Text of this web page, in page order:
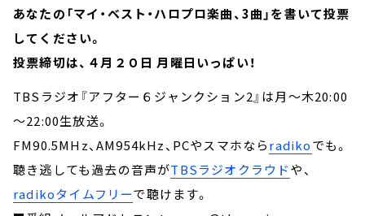
あなたの「マイ・ベスト・ハロプロ楽曲、3曲」を書いて投票
してください。
投票締切は、４月２０日 月曜日いっぱい！
TBSラジオ『アフター６ジャンクション2』は月～木20:00
～22:00生放送。
FM90.5MHz、AM954kHz、PCやスマホならradikoでも。
聴き逃しても過去の音声がTBSラジオクラウドや、
radikoタイムフリーで聴けます。